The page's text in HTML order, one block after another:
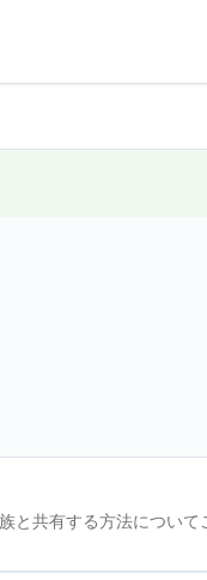
共有する方法について